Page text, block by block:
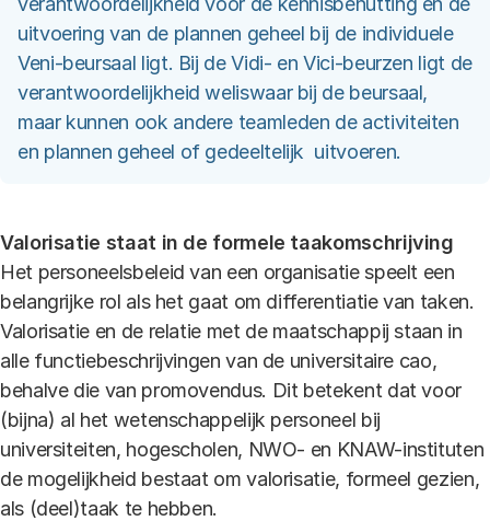
uitvoering van de plannen geheel bij de individuele
Veni-beursaal ligt. Bij de Vidi- en Vici-beurzen ligt de
verantwoordelijkheid weliswaar bij de beursaal,
maar kunnen ook andere teamleden de activiteiten
en plannen geheel of gedeeltelijk uitvoeren.
Valorisatie staat in de formele taakomschrijving
Het personeelsbeleid van een organisatie speelt een
belangrijke rol als het gaat om differentiatie van taken.
Valorisatie en de relatie met de maatschappij staan in
alle functiebeschrijvingen van de universitaire cao,
behalve die van promovendus. Dit betekent dat voor
(bijna) al het wetenschappelijk personeel bij
universiteiten, hogescholen, NWO- en KNAW-instituten
de mogelijkheid bestaat om valorisatie, formeel gezien,
als (deel)taak te hebben.